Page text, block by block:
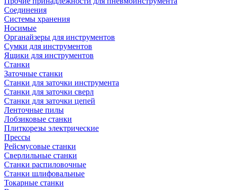
Соединения
Системы хранения
Носимые
Органайзеры для инструментов
Сумки для инструментов
Ящики для инструментов
Станки
Заточные станки
Станки для заточки инструмента
Станки для заточки сверл
Станки для заточки цепей
Ленточные пилы
Лобзиковые станки
Плиткорезы электрические
Прессы
Рейсмусовые станки
Сверлильные станки
Станки распиловочные
Станки шлифовальные
Токарные станки